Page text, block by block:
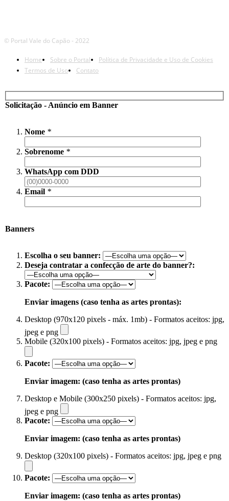
© Portal Vale do Capão - 2022
Home Sobre o Portal
Política de Privacidade e Uso de Cookies
Termos de Uso
Contato
Solicitação - Anúncio em Banner
Nome *
Sobrenome *
WhatsApp com DDD
Email *
Banners
Escolha o seu banner:
Deseja contratar a confecção de arte do banner?:
Pacote:
Enviar imagens (caso tenha as artes prontas):
Desktop (970x120 pixels - máx. 1mb) - Formatos aceitos: jpg,
jpeg e png
Mobile (320x100 pixels) - Formatos aceitos: jpg, jpeg e png
Pacote:
Enviar imagem: (caso tenha as artes prontas)
Desktop e Mobile (300x250 pixels) - Formatos aceitos: jpg,
jpeg e png
Pacote:
Enviar imagem: (caso tenha as artes prontas)
Desktop (320x100 pixels) - Formatos aceitos: jpg, jpeg e png
Pacote:
Enviar imagem: (caso tenha as artes prontas)